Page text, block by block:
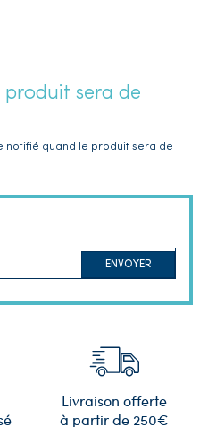
sera de
notifié quand le produit sera de
ENVOYER
Livraison offerte
à partir de 250€